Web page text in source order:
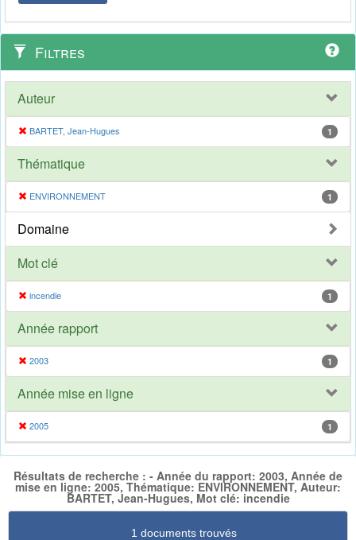
Filtres
Auteur
BARTET, Jean-Hugues 1
Thématique
ENVIRONNEMENT 1
Domaine
Mot clé
incendie 1
Année rapport
2003 1
Année mise en ligne
2005 1
Résultats de recherche : - Année du rapport: 2003, Année de
mise en ligne: 2005, Thématique: ENVIRONNEMENT, Auteur:
BARTET, Jean-Hugues, Mot clé: incendie
1 documents trouvés